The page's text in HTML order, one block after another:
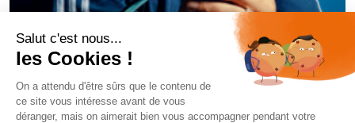
Salut c'est nous...
les Cookies !
On a attendu d'être sûrs que le contenu de
ce site vous intéresse avant de vous
déranger, mais on aimerait bien vous accompagner pendant votre